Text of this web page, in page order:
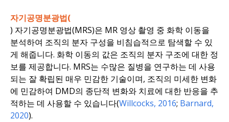
자기공명분광법(
) 자기공명분광법(MRS)은 MR 영상 촬영 중 화학 이동을
분석하여 조직의 분자 구성을 비침습적으로 탐색할 수 있
게 해줍니다. 화학 이동의 값은 조직의 분자 구조에 대한 정
보를 제공합니다. MRS는 수많은 질병을 연구하는 데 사용
되는 잘 확립된 매우 민감한 기술이며, 조직의 미세한 변화
에 민감하여 DMD의 종단적 변화와 치료에 대한 반응을 추
적하는 데 사용할 수 있습니다(Willcocks, 2016; Barnard,
2020).